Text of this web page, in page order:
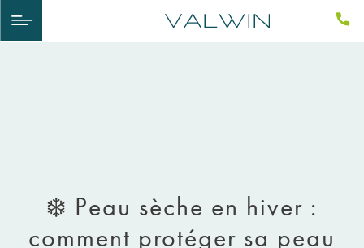
❄️ Peau sèche en hiver :
comment protéger sa peau